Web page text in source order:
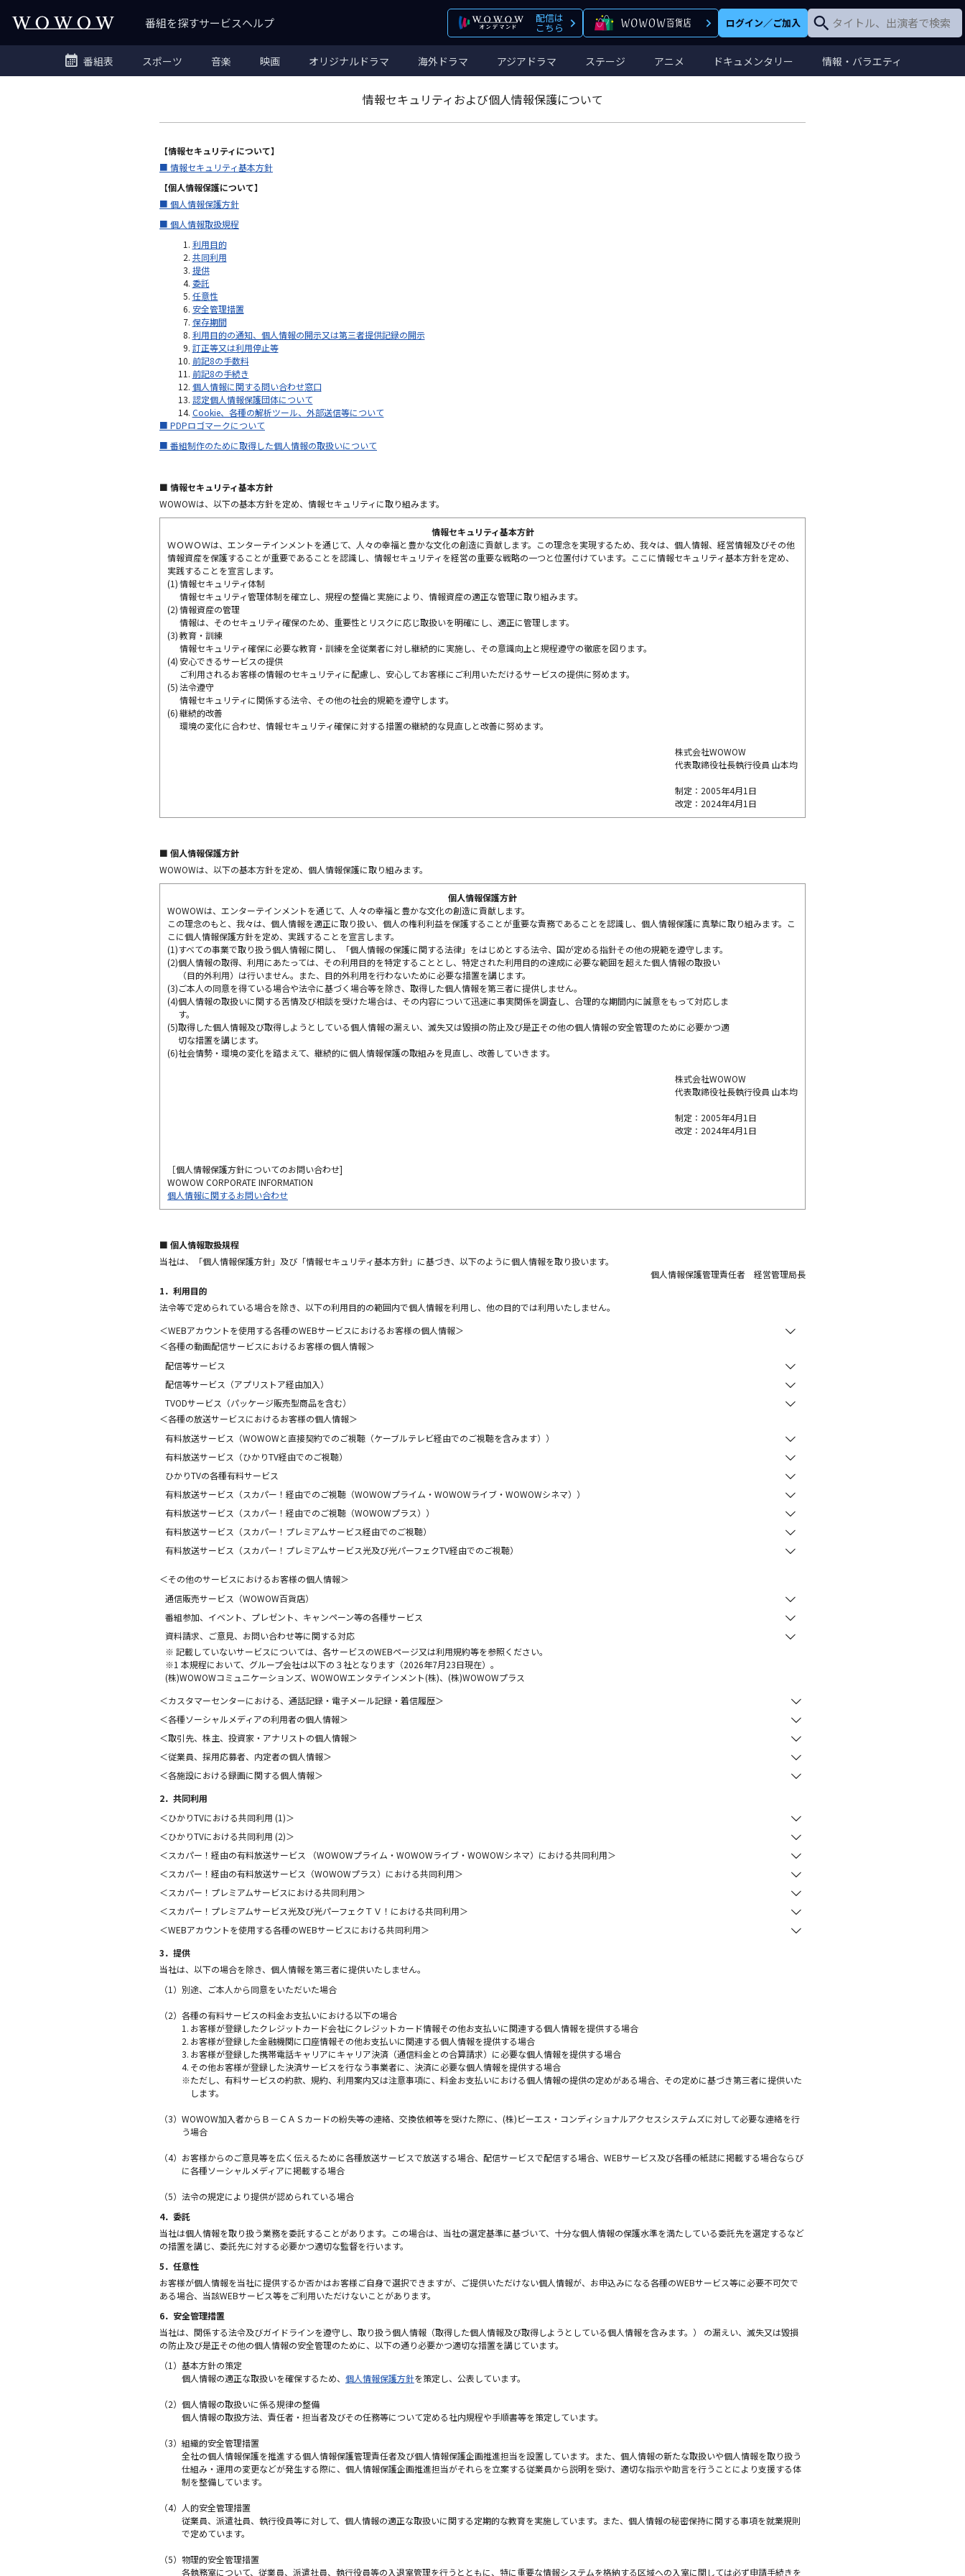
番組を探すサービスヘルプ 配信は
こちら ログイン／ご加入
番組表 スポーツ 音楽 映画 オリジナルドラマ 海外ドラマ アジアドラマ ステージ アニメ ドキュメンタリー 情報・バラエティ
情報セキュリティおよび個人情報保護について
【情報セキュリティについて】
■ 情報セキュリティ基本方針
【個人情報保護について】
■ 個人情報保護方針
■ 個人情報取扱規程
利用目的
共同利用
提供
委託
任意性
安全管理措置
保存期間
利用目的の通知、個人情報の開示又は第三者提供記録の開示
訂正等又は利用停止等
前記8の手数料
前記8の手続き
個人情報に関する問い合わせ窓口
認定個人情報保護団体について
Cookie、各種の解析ツール、外部送信等について
■ PDPロゴマークについて
■ 番組制作のために取得した個人情報の取扱いについて
■ 情報セキュリティ基本方針
WOWOWは、以下の基本方針を定め、情報セキュリティに取り組みます。
情報セキュリティ基本方針
ＷＯＷＯＷは、エンターテインメントを通じて、人々の幸福と豊かな文化の創造に貢献します。この理念を実現するため、我々は、個人情報、経営情報及びその他
情報資産を保護することが重要であることを認識し、情報セキュリティを経営の重要な戦略の一つと位置付けています。ここに情報セキュリティ基本方針を定め、
実践することを宣言します。
(1)情報セキュリティ体制
情報セキュリティ管理体制を確立し、規程の整備と実施により、情報資産の適正な管理に取り組みます。
(2)情報資産の管理
情報は、そのセキュリティ確保のため、重要性とリスクに応じ取扱いを明確にし、適正に管理します。
(3)教育・訓練
情報セキュリティ確保に必要な教育・訓練を全従業者に対し継続的に実施し、その意識向上と規程遵守の徹底を図ります。
(4) 安心できるサービスの提供
ご利用されるお客様の情報のセキュリティに配慮し、安心してお客様にご利用いただけるサービスの提供に努めます。
(5)法令遵守
情報セキュリティに関係する法令、その他の社会的規範を遵守します。
(6)継続的改善
環境の変化に合わせ、情報セキュリティ確保に対する措置の継続的な見直しと改善に努めます。
株式会社WOWOW
代表取締役社長執行役員 山本均
制定：2005年4月1日
改定：2024年4月1日
■ 個人情報保護方針
WOWOWは、以下の基本方針を定め、個人情報保護に取り組みます。
個人情報保護方針
WOWOWは、エンターテインメントを通じて、人々の幸福と豊かな文化の創造に貢献します。
この理念のもと、我々は、個人情報を適正に取り扱い、個人の権利利益を保護することが重要な責務であることを認識し、個人情報保護に真摯に取り組みます。こ
こに個人情報保護方針を定め、実践することを宣言します。
(1)すべての事業で取り扱う個人情報に関し、「個人情報の保護に関する法律」をはじめとする法令、国が定める指針その他の規範を遵守します。
(2)個人情報の取得、利用にあたっては、その利用目的を特定することとし、特定された利用目的の達成に必要な範囲を超えた個人情報の取扱い
（目的外利用）は行いません。また、目的外利用を行わないために必要な措置を講じます。
(3)ご本人の同意を得ている場合や法令に基づく場合等を除き、取得した個人情報を第三者に提供しません。
(4)個人情報の取扱いに関する苦情及び相談を受けた場合は、その内容について迅速に事実関係を調査し、合理的な期間内に誠意をもって対応しま
す。
(5)取得した個人情報及び取得しようとしている個人情報の漏えい、滅失又は毀損の防止及び是正その他の個人情報の安全管理のために必要かつ適
切な措置を講じます。
(6)社会情勢・環境の変化を踏まえて、継続的に個人情報保護の取組みを見直し、改善していきます。
株式会社WOWOW
代表取締役社長執行役員 山本均
制定：2005年4月1日
改定：2024年4月1日
［個人情報保護方針についてのお問い合わせ]
WOWOW CORPORATE INFORMATION
個人情報に関するお問い合わせ
■ 個人情報取扱規程
当社は、「個人情報保護方針」及び「情報セキュリティ基本方針」に基づき、以下のように個人情報を取り扱います。
個人情報保護管理責任者 経営管理局長
1．利用目的
法令等で定められている場合を除き、以下の利用目的の範囲内で個人情報を利用し、他の目的では利用いたしません。
＜WEBアカウントを使用する各種のWEBサービスにおけるお客様の個人情報＞
＜各種の動画配信サービスにおけるお客様の個人情報＞
配信等サービス
配信等サービス（アプリストア経由加入）
TVODサービス（パッケージ販売型商品を含む）
＜各種の放送サービスにおけるお客様の個人情報＞
有料放送サービス（WOWOWと直接契約でのご視聴（ケーブルテレビ経由でのご視聴を含みます））
有料放送サービス（ひかりTV経由でのご視聴）
ひかりTVの各種有料サービス
有料放送サービス（スカパー！経由でのご視聴（WOWOWプライム・WOWOWライブ・WOWOWシネマ））
有料放送サービス（スカパー！経由でのご視聴（WOWOWプラス））
有料放送サービス（スカパー！プレミアムサービス経由でのご視聴）
有料放送サービス（スカパー！プレミアムサービス光及び光パーフェクTV経由でのご視聴）
＜その他のサービスにおけるお客様の個人情報＞
通信販売サービス（WOWOW百貨店）
番組参加、イベント、プレゼント、キャンペーン等の各種サービス
資料請求、ご意見、お問い合わせ等に関する対応
※ 記載していないサービスについては、各サービスのWEBページ又は利用規約等を参照ください。
※1 本規程において、グループ会社は以下の３社となります（2026年7月23日現在）。
(株)WOWOWコミュニケーションズ、WOWOWエンタテインメント(株)、(株)WOWOWプラス
＜カスタマーセンターにおける、通話記録・電子メール記録・着信履歴＞
＜各種ソーシャルメディアの利用者の個人情報＞
＜取引先、株主、投資家・アナリストの個人情報＞
＜従業員、採用応募者、内定者の個人情報＞
＜各施設における録画に関する個人情報＞
2．共同利用
＜ひかりTVにおける共同利用 (1)＞
＜ひかりTVにおける共同利用 (2)＞
＜スカパー！経由の有料放送サービス （WOWOWプライム・WOWOWライブ・WOWOWシネマ）における共同利用＞
＜スカパー！経由の有料放送サービス（WOWOWプラス）における共同利用＞
＜スカパー！プレミアムサービスにおける共同利用＞
＜スカパー！プレミアムサービス光及び光パーフェクＴＶ！における共同利用＞
＜WEBアカウントを使用する各種のWEBサービスにおける共同利用＞
3．提供
当社は、以下の場合を除き、個人情報を第三者に提供いたしません。
（1） 別途、ご本人から同意をいただいた場合
（2） 各種の有料サービスの料金お支払いにおける以下の場合
1. お客様が登録したクレジットカード会社にクレジットカード情報その他お支払いに関連する個人情報を提供する場合
2. お客様が登録した金融機関に口座情報その他お支払いに関連する個人情報を提供する場合
3. お客様が登録した携帯電話キャリアにキャリア決済（通信料金との合算請求）に必要な個人情報を提供する場合
4. その他お客様が登録した決済サービスを行なう事業者に、決済に必要な個人情報を提供する場合
※ただし、有料サービスの約款、規約、利用案内又は注意事項に、料金お支払いにおける個人情報の提供の定めがある場合、その定めに基づき第三者に提供いた
します。
（3） WOWOW加入者からＢ－ＣＡＳカードの紛失等の連絡、交換依頼等を受けた際に、(株)ビーエス・コンディショナルアクセスシステムズに対して必要な連絡を行
う場合
（4） お客様からのご意見等を広く伝えるために各種放送サービスで放送する場合、配信サービスで配信する場合、WEBサービス及び各種の紙誌に掲載する場合ならび
に各種ソーシャルメディアに掲載する場合
（5） 法令の規定により提供が認められている場合
4．委託
当社は個人情報を取り扱う業務を委託することがあります。この場合は、当社の選定基準に基づいて、十分な個人情報の保護水準を満たしている委託先を選定するなど
の措置を講じ、委託先に対する必要かつ適切な監督を行います。
5．任意性
お客様が個人情報を当社に提供するか否かはお客様ご自身で選択できますが、ご提供いただけない個人情報が、お申込みになる各種のWEBサービス等に必要不可欠で
ある場合、当該WEBサービス等をご利用いただけないことがあります。
6．安全管理措置
当社は、関係する法令及びガイドラインを遵守し、取り扱う個人情報（取得した個人情報及び取得しようとしている個人情報を含みます。） の漏えい、滅失又は毀損
の防止及び是正その他の個人情報の安全管理のために、以下の通り必要かつ適切な措置を講じています。
（1） 基本方針の策定
個人情報の適正な取扱いを確保するため、 個人情報保護方針を策定し、公表しています。
（2） 個人情報の取扱いに係る規律の整備
個人情報の取扱方法、責任者・担当者及びその任務等について定める社内規程や手順書等を策定しています。
（3） 組織的安全管理措置
全社の個人情報保護を推進する個人情報保護管理責任者及び個人情報保護企画推進担当を設置しています。また、個人情報の新たな取扱いや個人情報を取り扱う
仕組み・運用の変更などが発生する際に、個人情報保護企画推進担当がそれらを立案する従業員から説明を受け、適切な指示や助言を行うことにより支援する体
制を整備しています。
（4） 人的安全管理措置
従業員、派遣社員、執行役員等に対して、個人情報の適正な取扱いに関する定期的な教育を実施しています。また、個人情報の秘密保持に関する事項を就業規則
で定めています。
（5） 物理的安全管理措置
各執務室について、従業員、派遣社員、執行役員等の入退室管理を行うとともに、特に重要な情報システムを格納する区域への入室に関しては必ず申請手続きを